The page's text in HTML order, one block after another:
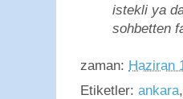
istekli ya
sohbetten
zaman: Haziran
Etiketler: ankara,